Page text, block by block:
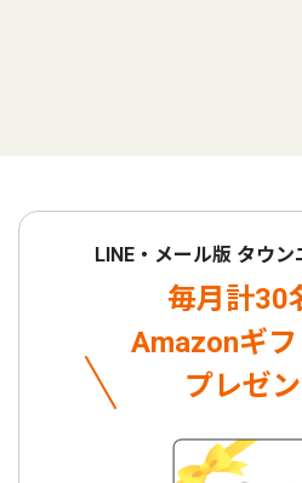
LINE・メール版 タウ
毎月計30
Amazonギ
プレゼン